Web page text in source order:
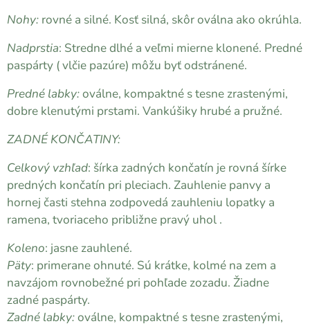
Nohy: rovné a silné. Kosť silná, skôr oválna ako okrúhla.
Nadprstia: Stredne dlhé a veľmi mierne klonené. Predné
paspárty ( vlčie pazúre) môžu byť odstránené.
Predné labky:oválne, kompaktné s tesne zrastenými,
dobre klenutými prstami. Vankúšiky hrubé a pružné.
ZADNÉ KONČATINY:
Celkový vzhľad: šírka zadných končatín je rovná šírke
predných končatín pri pleciach. Zauhlenie panvy a
hornej časti stehna zodpovedá zauhleniu lopatky a
ramena, tvoriaceho približne pravý uhol .
Koleno: jasne zauhlené.
Päty: primerane ohnuté. Sú krátke, kolmé na zem a
navzájom rovnobežné pri pohľade zozadu. Žiadne
zadné paspárty.
Zadné labky:oválne, kompaktné s tesne zrastenými,